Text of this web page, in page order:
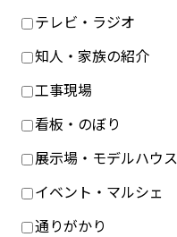
テレビ・ラジオ
知人・家族の紹介
工事現場
看板・のぼり
展示場・モデルハウス
イベント・マルシェ
通りがかり